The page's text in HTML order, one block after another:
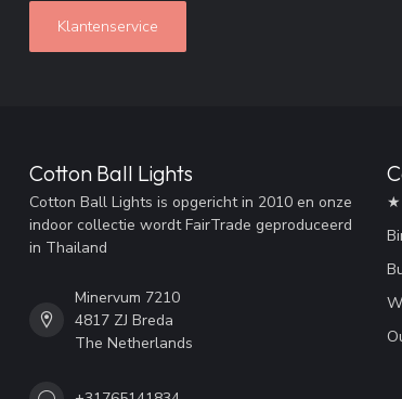
Klantenservice
Cotton Ball Lights
Cotton Ball Lights is opgericht in 2010 en onze
indoor collectie wordt FairTrade geproduceerd
in Thailand
Minervum 7210
4817 ZJ Breda
The Netherlands
★